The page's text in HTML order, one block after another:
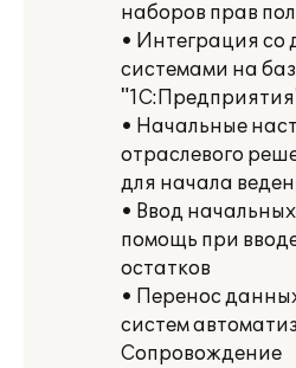
наборов прав
• Интеграция со
системами на
• Начальные
отраслевого
для начала
• Ввод
помощь при
остатков
• Перенос
систем
Сопровождение